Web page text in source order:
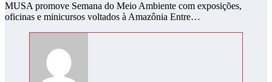
MUSA promove Semana do Meio Ambiente com exposições,
oficinas e minicursos voltados à Amazônia Entre…